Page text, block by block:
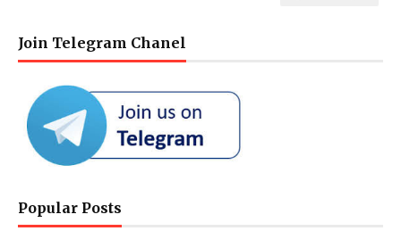
Join Telegram Chanel
Popular Posts